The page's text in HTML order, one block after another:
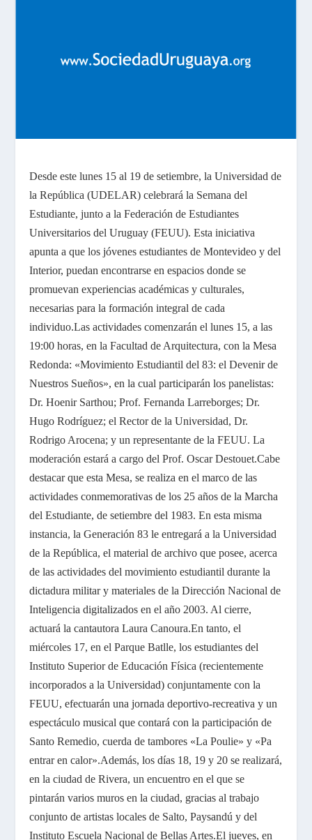
Desde este lunes 15 al 19 de setiembre, la Universidad de
la República (UDELAR) celebrará la Semana del
Estudiante, junto a la Federación de Estudiantes
Universitarios del Uruguay (FEUU). Esta iniciativa
apunta a que los jóvenes estudiantes de Montevideo y del
Interior, puedan encontrarse en espacios donde se
promuevan experiencias académicas y culturales,
necesarias para la formación integral de cada
individuo.Las actividades comenzarán el lunes 15, a las
19:00 horas, en la Facultad de Arquitectura, con la Mesa
Redonda: «Movimiento Estudiantil del 83: el Devenir de
Nuestros Sueños», en la cual participarán los panelistas:
Dr. Hoenir Sarthou; Prof. Fernanda Larreborges; Dr.
Hugo Rodríguez; el Rector de la Universidad, Dr.
Rodrigo Arocena; y un representante de la FEUU. La
moderación estará a cargo del Prof. Oscar Destouet.Cabe
destacar que esta Mesa, se realiza en el marco de las
actividades conmemorativas de los 25 años de la Marcha
del Estudiante, de setiembre del 1983. En esta misma
instancia, la Generación 83 le entregará a la Universidad
de la República, el material de archivo que posee, acerca
de las actividades del movimiento estudiantil durante la
dictadura militar y materiales de la Dirección Nacional de
Inteligencia digitalizados en el año 2003. Al cierre,
actuará la cantautora Laura Canoura.En tanto, el
miércoles 17, en el Parque Batlle, los estudiantes del
Instituto Superior de Educación Física (recientemente
incorporados a la Universidad) conjuntamente con la
FEUU, efectuarán una jornada deportivo-recreativa y un
espectáculo musical que contará con la participación de
Santo Remedio, cuerda de tambores «La Poulie» y «Pa
entrar en calor».Además, los días 18, 19 y 20 se realizará,
en la ciudad de Rivera, un encuentro en el que se
pintarán varios muros en la ciudad, gracias al trabajo
conjunto de artistas locales de Salto, Paysandú y del
Instituto Escuela Nacional de Bellas Artes.El jueves, en